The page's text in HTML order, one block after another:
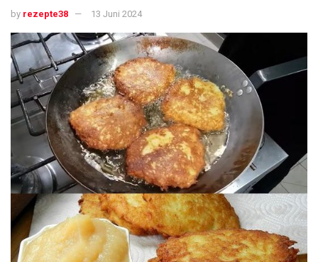
by rezepte38 13 Juni 2024